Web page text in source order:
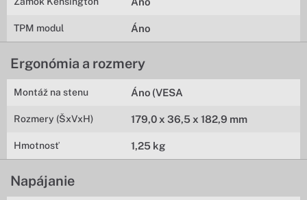
TPM modul Áno
Ergonómia a rozmery
Montáž na stenu Áno (VESA
Rozmery (ŠxVxH) 179,0 x 36,5 x 182,9 mm
Hmotnosť 1,25 kg
Napájanie